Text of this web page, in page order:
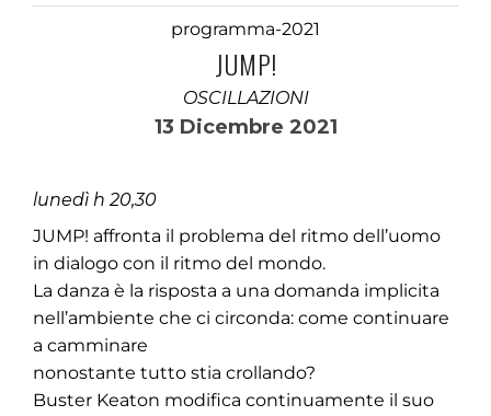
programma-2021
JUMP!
OSCILLAZIONI
13 Dicembre 2021
lunedì h 20,30
JUMP! affronta il problema del ritmo dell’uomo
in dialogo con il ritmo del mondo.
La danza è la risposta a una domanda implicita
nell’ambiente che ci circonda: come continuare
a camminare
nonostante tutto stia crollando?
Buster Keaton modifica continuamente il suo